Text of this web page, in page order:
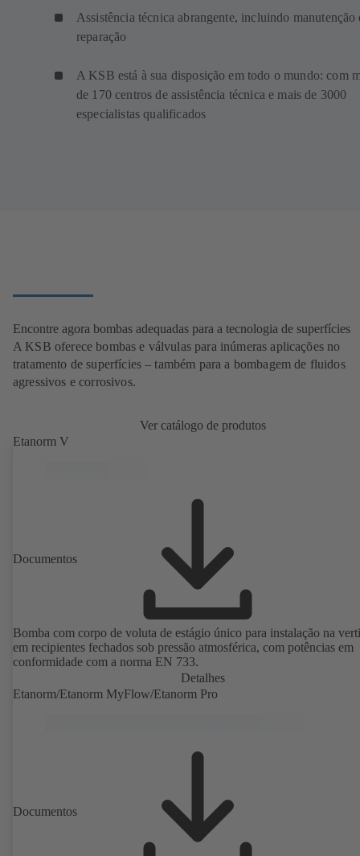
Assistência técnica abrangente, incluindo manutenção
reparação
A KSB está à sua disposição em todo o mundo: com
de 170 centros de assistência técnica e mais de 3000
especialistas qualificados
Encontre agora bombas adequadas para a tecnologia de superfícies
A KSB oferece bombas e válvulas para inúmeras aplicações no
tratamento de superfícies – também para a bombagem de fluidos
agressivos e corrosivos.
Ver catálogo de produtos
Etanorm V
Documentos
Bomba com corpo de voluta de estágio único para instalação na
em recipientes fechados sob pressão atmosférica, com potências em
conformidade com a norma EN 733.
Detalhes
Etanorm/Etanorm MyFlow/Etanorm Pro
Documentos